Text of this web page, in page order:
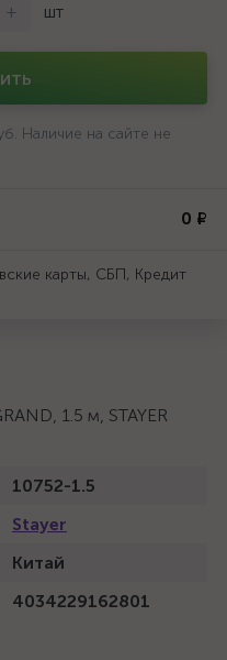
+ шт
Наличие на сайте не
0 ₽
карты, СБП, Кредит
1.5 м, STAYER
10752-1.5
Stayer
Китай
4034229162801